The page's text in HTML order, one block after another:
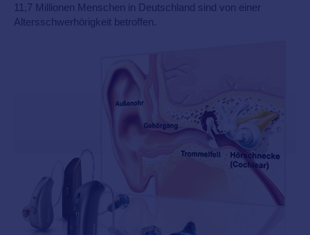
11,7 Millionen Menschen in Deutschland sind von einer
Altersschwerhörigkeit betroffen.